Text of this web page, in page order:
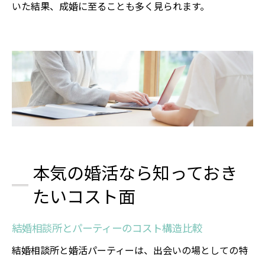
いた結果、成婚に至ることも多く見られます。
本気の婚活なら知っておき
たいコスト面
結婚相談所とパーティーのコスト構造比較
結婚相談所と婚活パーティーは、出会いの場としての特